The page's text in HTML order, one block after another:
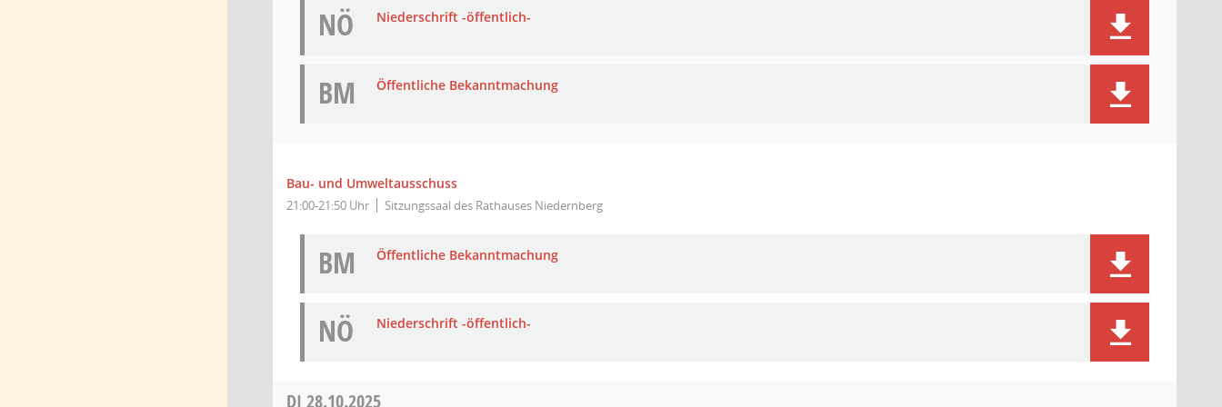
NÖ Niederschrift -öffentlich-
BM Öffentliche Bekanntmachung
Bau- und Umweltausschuss
21:00-21:50 Uhr Sitzungssaal des Rathauses Niedernberg
BM Öffentliche Bekanntmachung
NÖ Niederschrift -öffentlich-
DI 28.10.2025